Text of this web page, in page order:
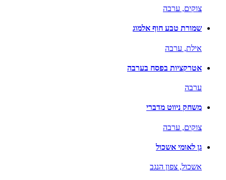
צוקים, ערבה
שמורת טבע חוף אלמוג
אילת, ערבה
אטרקציות בפסח בערבה
ערבה
משחק ניווט מדברי
צוקים, ערבה
גן לאומי אשכול
אשכול, צפון הנגב